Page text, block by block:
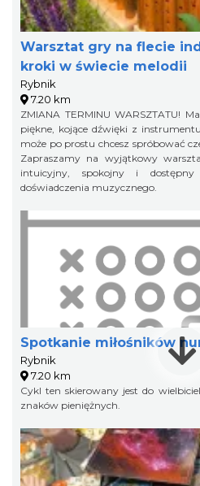
Warsztat gry na flecie
kroki w świecie melodii
Rybnik
7.20 km
ZMIANA TERMINU WARSZTATU! Marzysz o tym, by wydobywać
piękne, kojące dźwięki z
może po prostu chcesz spróbować
Zapraszamy na wyjątkowy
intuicyjny, spokojny i
doświadczenia muzycznego.
Spotkanie miłośników
Rybnik
7.20 km
Cykl ten skierowany jest do
znaków pieniężnych.